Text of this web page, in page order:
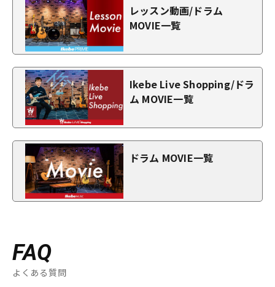
レッスン動画/ドラム
MOVIE一覧
Ikebe Live Shopping/ドラ
ム MOVIE一覧
ドラム MOVIE一覧
FAQ
よくある質問